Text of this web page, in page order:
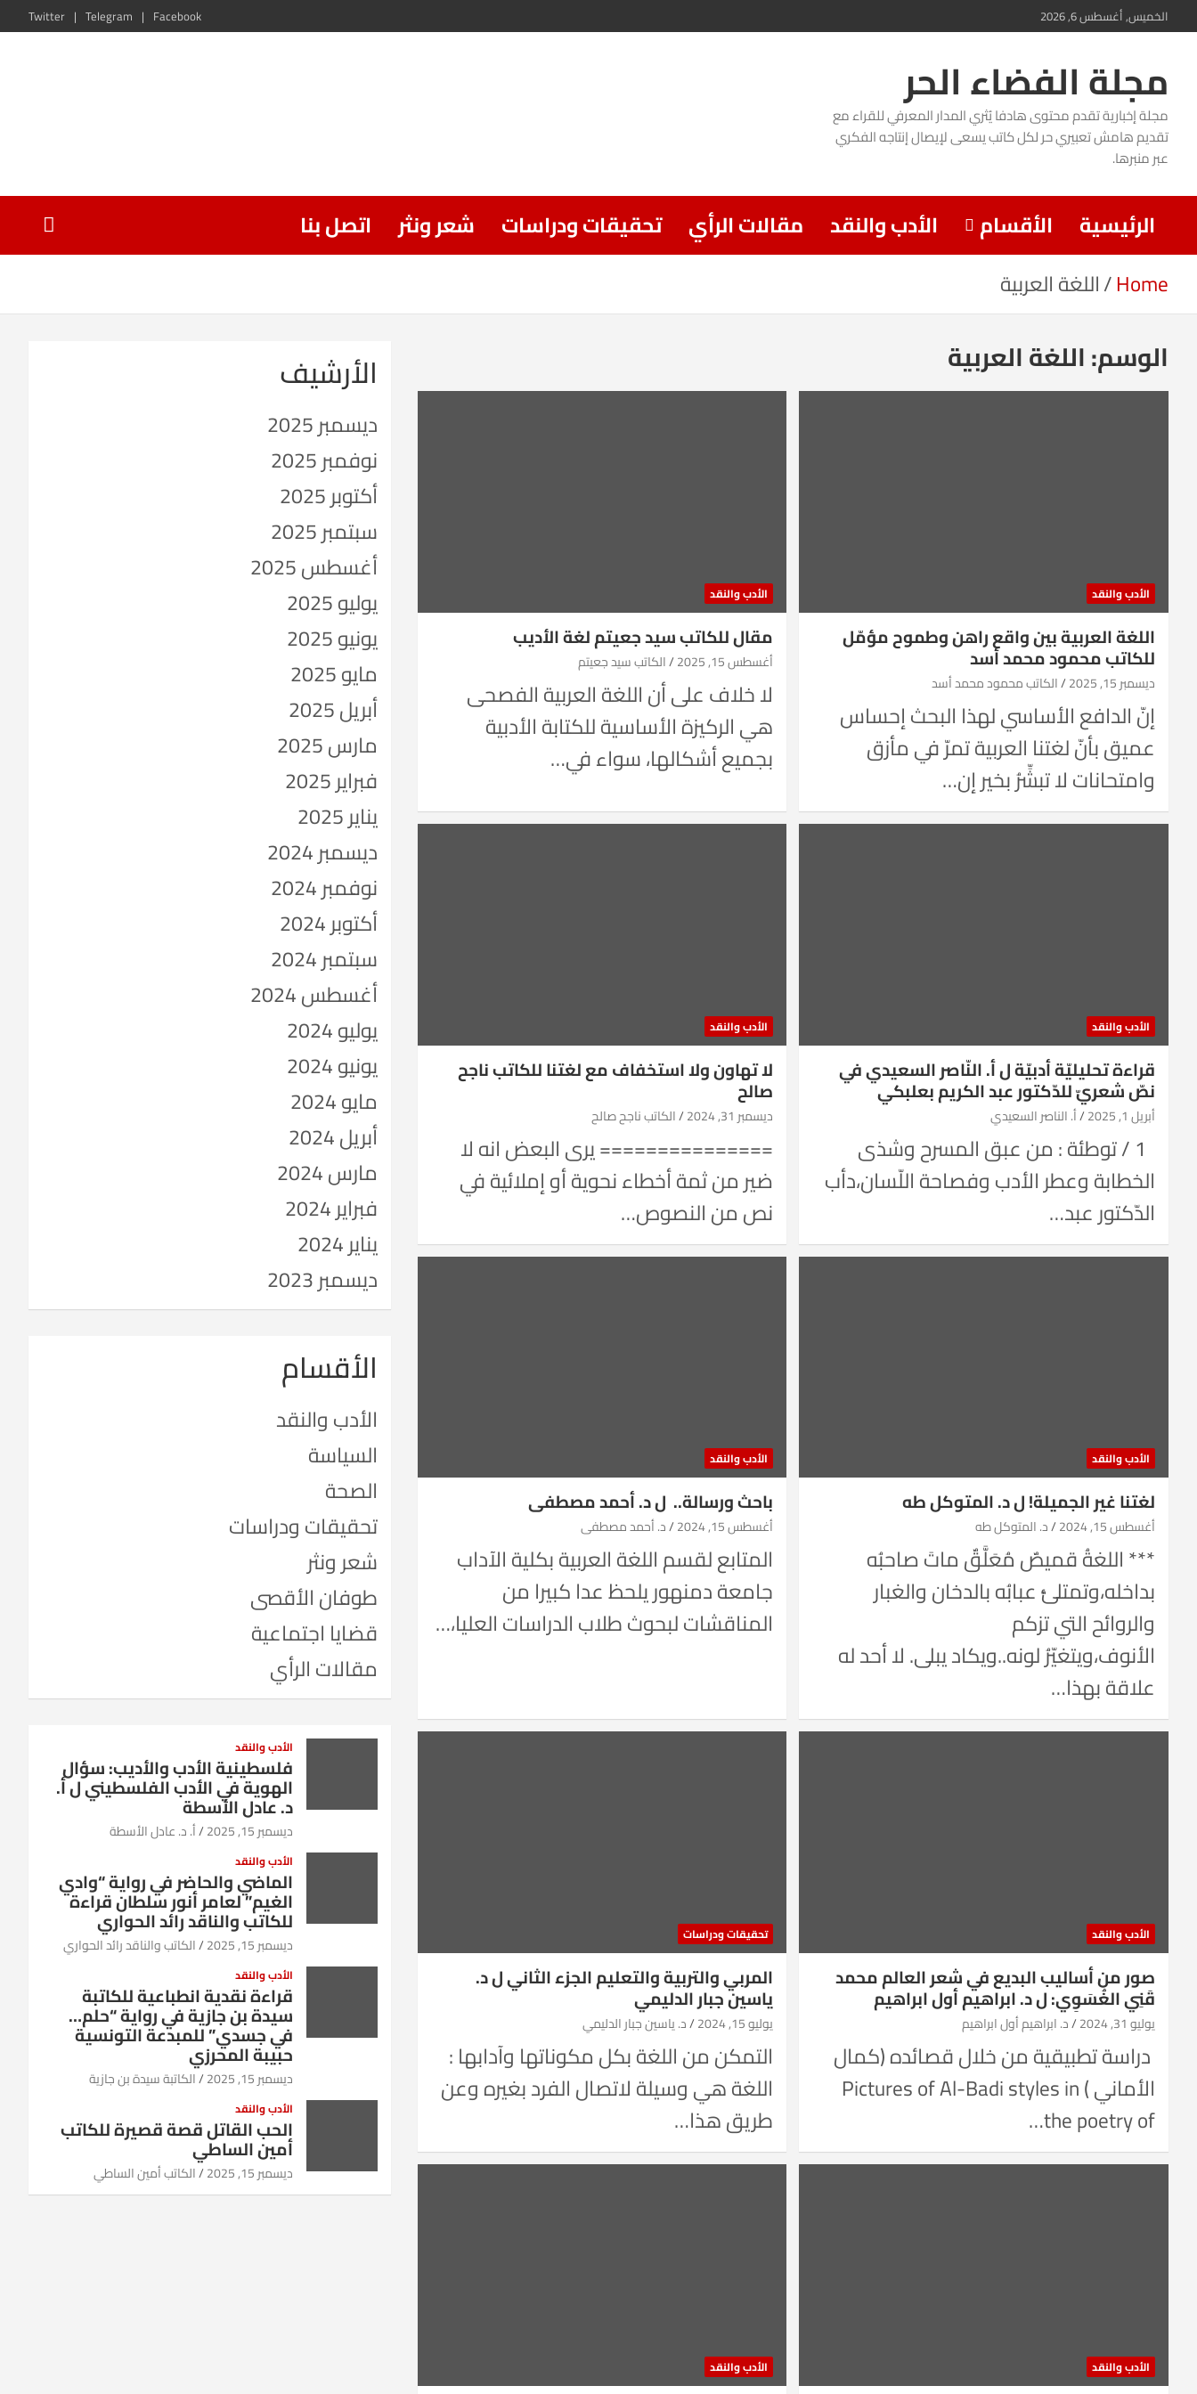
Skip
content
الخميس, أغسطس 6, 2026 Facebook
Telegram
Twitter
مجلة الفضاء الحر
مجلة إخبارية تقدم محتوى هادفا يُثري المدار المعرفي للقراء مع
تقديم هامش تعبيري حر لكل كاتب يسعى لإيصال إنتاجه الفكري
عبر منبرها.
الرئيسية الأقسام الأدب والنقد مقالات الرأي تحقيقات ودراسات شعر ونثر
اتصل بنا
Home اللغة العربية
الوسم:اللغة العربية
الأدب والنقد
اللغة العربية بين واقع راهن وطموح مؤمّل
للكاتب محمود محمد أسد
ديسمبر 15, 2025 الكاتب محمود محمد أسد
إنّ الدافع الأساسي لهذا البحث إحساس
عميق بأنّ لغتنا العربية تمرّ في مأزق
وامتحانات لا تبشِّرُ بخير إن…
الأدب والنقد
مقال للكاتب سيد جعيتم لغة الأديب
أغسطس 15, 2025 الكاتب سيد جعيتم
لا خلاف على أن اللغة العربية الفصحى
هي الركيزة الأساسية للكتابة الأدبية
بجميع أشكالها، سواء في…
الأدب والنقد
قراءة تحليليّة أدبيّة ل أ. النّاصر السعيدي في
نصّ شعريّ للدّكتور عبد الكريم بعلبكي
أبريل 1, 2025 أ. الناصر السعيدي
1 / توطئة : من عبق المسرح وشذى
الخطابة وعطر الأدب وفصاحة اللّسان،دأب
الدّكتور عبد…
الأدب والنقد
لا تهاون ولا استخفاف مع لغتنا للكاتب ناجح
صالح
ديسمبر 31, 2024 الكاتب ناجح صالح
=============== يرى البعض انه لا
ضير من ثمة أخطاء نحوية أو إملائية في
نص من النصوص…
الأدب والنقد
لغتنا غير الجميلة! ل د. المتوكل طه
أغسطس 15, 2024 د. المتوكل طه
*** اللغةُ قميصٌ مُعَلَّقٌ ماتَ صاحبُه
بداخله،وتمتلئُ عبابُه بالدخان والغبار
والروائح التي تزكم
الأنوف،ويتغيّرُ لونه..ويكاد يبلى. لا أحد له
علاقة بهذا…
الأدب والنقد
باحث ورسالة.. ل د. أحمد مصطفى
أغسطس 15, 2024 د. أحمد مصطفى
المتابع لقسم اللغة العربية بكلية الآداب
جامعة دمنهور يلحظ عدا كبيرا من
المناقشات لبحوث طلاب الدراسات العليا،…
الأدب والنقد
صور من أساليب البديع في شعر العالم محمد
قَنِي الغُسَوِي: ل د. ابراهيم أول ابراهيم
يوليو 31, 2024 د. ابراهيم أول ابراهيم
دراسة تطبيقية من خلال قصائده (كمال
الأماني ) Pictures of Al-Badi styles in
the poetry of…
تحقيقات ودراسات
المربي والتربية والتعليم الجزء الثاني ل د.
ياسين جبار الدليمي
يوليو 15, 2024 د. ياسين جبار الدليمي
التمكن من اللغة بكل مكوناتها وآدابها :
اللغة هي وسيلة لاتصال الفرد بغيره وعن
طريق هذا…
الأدب والنقد الأدب والنقد
الأرشيف
ديسمبر 2025
نوفمبر 2025
أكتوبر 2025
سبتمبر 2025
أغسطس 2025
يوليو 2025
يونيو 2025
مايو 2025
أبريل 2025
مارس 2025
فبراير 2025
يناير 2025
ديسمبر 2024
نوفمبر 2024
أكتوبر 2024
سبتمبر 2024
أغسطس 2024
يوليو 2024
يونيو 2024
مايو 2024
أبريل 2024
مارس 2024
فبراير 2024
يناير 2024
ديسمبر 2023
الأقسام
الأدب والنقد
السياسة
الصحة
تحقيقات ودراسات
شعر ونثر
طوفان الأقصى
قضايا اجتماعية
مقالات الرأي
الأدب والنقد
فلسطينية الأدب والأديب: سؤال
الهوية في الأدب الفلسطيني ل أ.
د. عادل الأسطة
ديسمبر 15, 2025 أ. د. عادل الأسطة
الأدب والنقد
الماضي والحاضر في رواية “وادي
الغيم” لعامر أنور سلطان قراءة
للكاتب والناقد رائد الحواري
ديسمبر 15, 2025 الكاتب والناقد رائد الحواري
الأدب والنقد
قراءة نقدية انطباعية للكاتبة
سيدة بن جازية في رواية “حلم…
في جسدي” للمبدعة التونسية
حبيبة المحرزي
ديسمبر 15, 2025 الكاتبة سيدة بن جازية
الأدب والنقد
الحب القاتل قصة قصيرة للكاتب
أمين الساطي
ديسمبر 15, 2025 الكاتب أمين الساطي